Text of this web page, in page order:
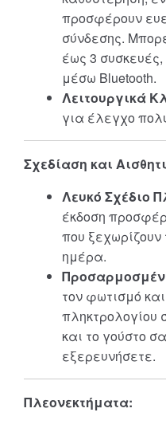
προσφέρουν
σύνδεσης.
έως 3 συσκευές,
μέσω Bluetooth.
Λειτουργικά
για έλεγχο
Σχεδίαση και
Λευκό Σχέδιο
έκδοση
που ξεχωρίζουν
ημέρα.
τον φωτισμό
πληκτρολογίου
και το γούστο
εξερευνήσετε.
Πλεονεκτήματα: